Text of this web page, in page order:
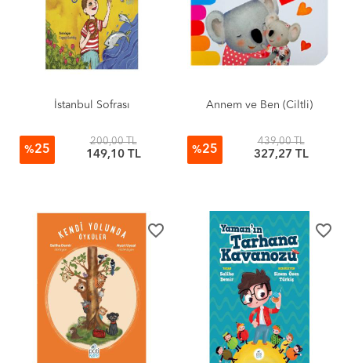
İstanbul Sofrası
%25
200,00 TL
149,10 TL
Annem ve Ben (Ciltli)
%25
439,00 TL
327,27 TL
favorite_border favorite_border